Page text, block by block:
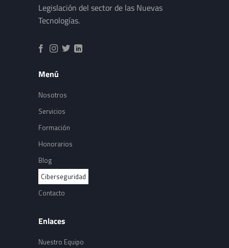
Legislación del sector de las Nuevas
Tecnologías.
Menú
Nosotros
Servicios
Formación
Honorarios
Blog
Ciberseguridad
Contacto
Enlaces
Nuestro Equipo